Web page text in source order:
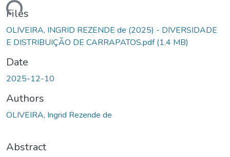
Files
OLIVEIRA, INGRID REZENDE de (2025) - DIVERSIDADE
E DISTRIBUIÇÃO DE CARRAPATOS.pdf(1.4 MB)
Date
2025-12-10
Authors
OLIVEIRA, Ingrid Rezende de
Abstract